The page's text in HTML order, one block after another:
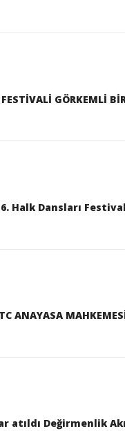
GÖRKEMLİ
Halk Dansları
ANAYASA
atıldı Değirmenlik